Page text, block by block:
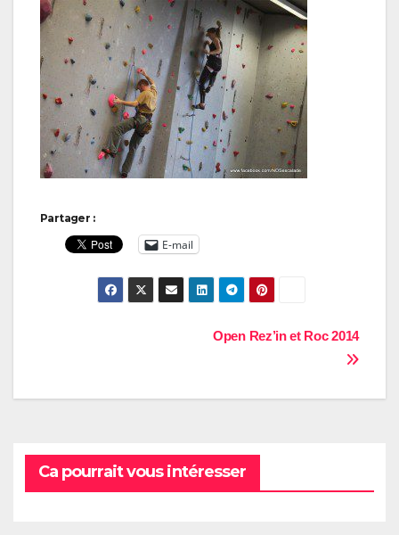
Partager :
E-mail
Open Rez’in et Roc 2014
Ca pourrait vous intéresser